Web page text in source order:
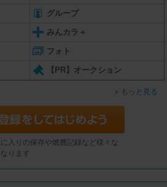
グループ
みんカラ＋
フォト
【PR】オークション
もっと見る
入りの保存や燃費記録など様々な
ります